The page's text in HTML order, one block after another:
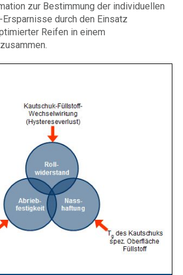
zur Bestimmung der individuellen
durch den Einsatz
Reifen in einem